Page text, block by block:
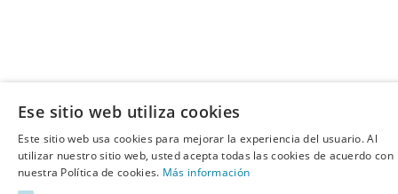
Ese sitio web utiliza cookies
Este sitio web usa cookies para mejorar la experiencia del usuario. Al
utilizar nuestro sitio web, usted acepta todas las cookies de acuerdo con
nuestra Política de cookies. Más información